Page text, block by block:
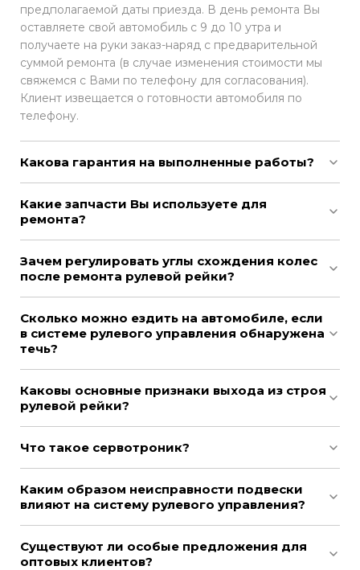
предполагаемой даты приезда. В день ремонта Вы
оставляете свой автомобиль с 9 до 10 утра и
получаете на руки заказ-наряд с предварительной
суммой ремонта (в случае изменения стоимости мы
свяжемся с Вами по телефону для согласования).
Клиент извещается о готовности автомобиля по
телефону.
Какова гарантия на выполненные работы?
Какие запчасти Вы используете для
ремонта?
Зачем регулировать углы схождения колес
после ремонта рулевой рейки?
Сколько можно ездить на автомобиле, если
в системе рулевого управления обнаружена
течь?
Каковы основные признаки выхода из строя
рулевой рейки?
Что такое сервотроник?
Каким образом неисправности подвески
влияют на систему рулевого управления?
Существуют ли особые предложения для
оптовых клиентов?